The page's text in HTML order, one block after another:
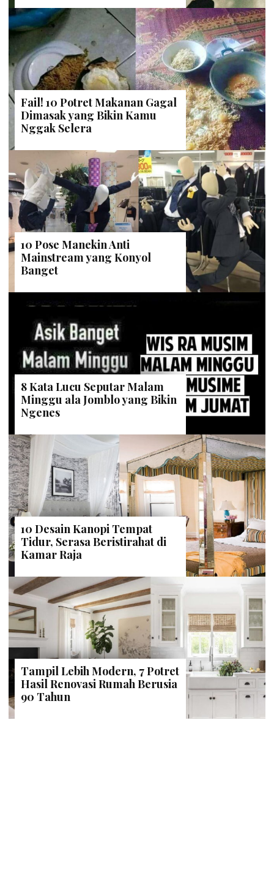
Fail! 10 Potret Makanan Gagal
Dimasak yang Bikin Kamu
Nggak Selera
10 Pose Manekin Anti
Mainstream yang Konyol
Banget
8 Kata Lucu Seputar Malam
Minggu ala Jomblo yang Bikin
Ngenes
10 Desain Kanopi Tempat
Tidur, Serasa Beristirahat di
Kamar Raja
Tampil Lebih Modern, 7 Potret
Hasil Renovasi Rumah Berusia
90 Tahun